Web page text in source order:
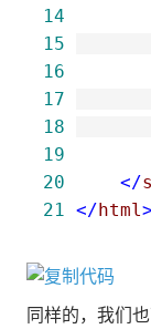
14
15
16
17
18
19
20
</
21
</html >
同样的，我们